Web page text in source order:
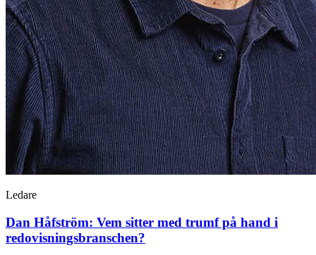
Ledare
Dan Håfström: Vem sitter med trumf på hand i
redovisningsbranschen?